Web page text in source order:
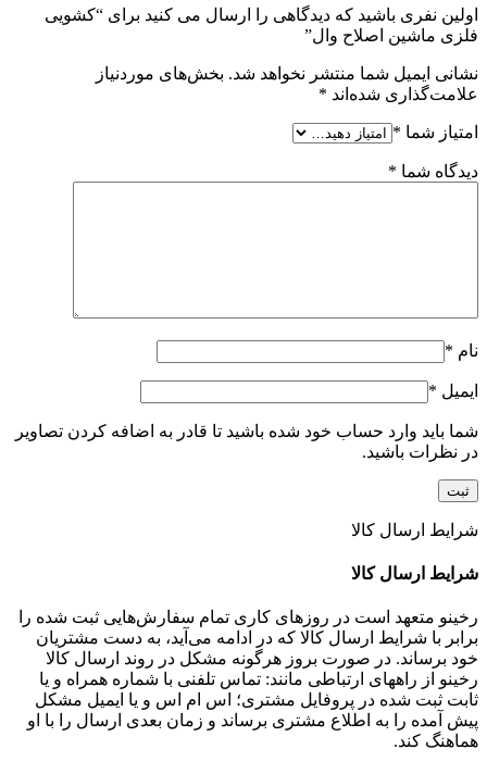
اولین نفری باشید که دیدگاهی را ارسال می کنید برای “کشویی
فلزی ماشین اصلاح وال”
نشانی ایمیل شما منتشر نخواهد شد. بخش‌های موردنیاز
علامت‌گذاری شده‌اند *
امتیاز شما *
دیدگاه شما *
نام *
ایمیل *
شما باید وارد حساب خود شده باشید تا قادر به اضافه کردن تصاویر
در نظرات باشید.
شرایط ارسال کالا
شرایط ارسال کالا
رخینو متعهد است در روزهای کاری تمام سفارش‌هایی ثبت شده را
برابر با شرایط ارسال کالا که در ادامه می‌آید، به دست مشتریان
خود برساند. در صورت بروز هرگونه مشکل در روند ارسال کالا
رخینو از راههای ارتباطی مانند: تماس تلفنی با شماره همراه و یا
ثابت ثبت شده در پروفایل مشتری؛ اس ام اس و یا ایمیل مشکل
پیش آمده را به اطلاع مشتری برساند و زمان بعدی ارسال را با او
هماهنگ کند.